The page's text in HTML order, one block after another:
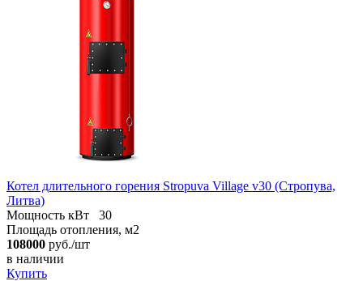
Котел длительного горения Stropuva Village v30 (Стропува,
Литва)
Мощность кВт
30
Площадь отопления, м2
108000 руб./шт
в наличии
Купить